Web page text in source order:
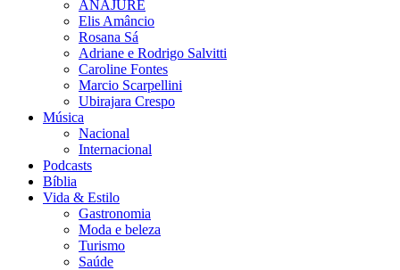
ANAJURE
Elis Amâncio
Rosana Sá
Adriane e Rodrigo Salvitti
Caroline Fontes
Marcio Scarpellini
Ubirajara Crespo
Música
Nacional
Internacional
Podcasts
Bíblia
Vida & Estilo
Gastronomia
Moda e beleza
Turismo
Saúde